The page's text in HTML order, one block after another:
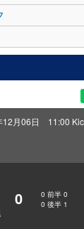
12月06日 11:00
0 0 前半 0
0 後半 1